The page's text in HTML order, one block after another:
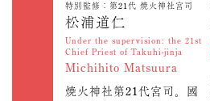
特別監修：第21代 焼火神社宮司
松浦道仁
Under the supervision: the 21st
Chief Priest of Takuhi-jinja
Michihito Matsuura
焼火神社第21代宮司。國